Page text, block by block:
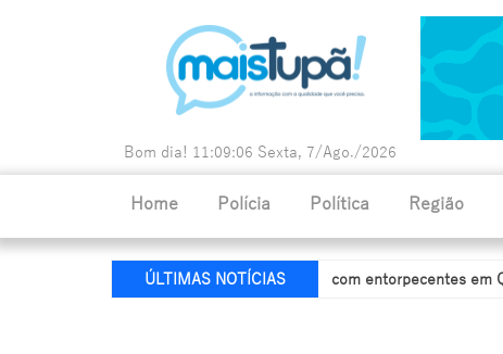
Bom dia! 11:09:07 Sexta, 7/Ago./2026
Home Polícia Política Região
ÚLTIMAS NOTÍCIAS
tráfico de drogas após ser flagrado com entorpecentes em Quatá